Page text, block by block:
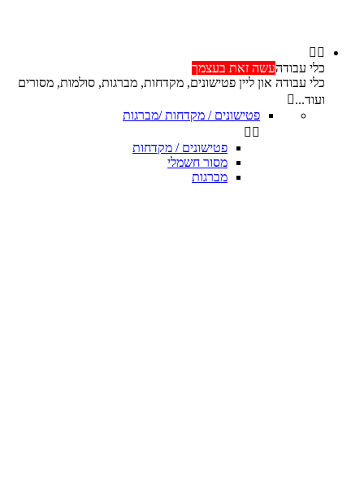
 
כלי עבודהעשה זאת בעצמך
כלי עבודה און ליין פטישונים, מקדחות, מברגות, סולמות, מסורים
ועוד...
פטישונים / מקדחות /מברגות
 
פטישונים / מקדחות
מסור חשמלי
מברגות